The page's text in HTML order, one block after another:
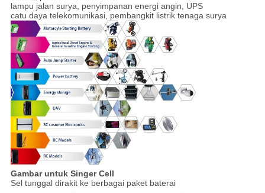
lampu jalan surya, penyimpanan energi angin, UPS
catu daya telekomunikasi, pembangkit listrik tenaga surya
Gambar untuk Singer Cell
Sel tunggal dirakit ke berbagai paket baterai